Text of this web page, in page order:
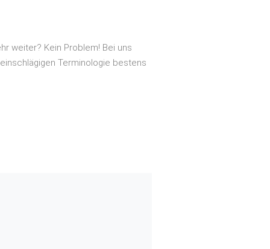
weiter? Kein Problem! Bei uns
Terminologie bestens